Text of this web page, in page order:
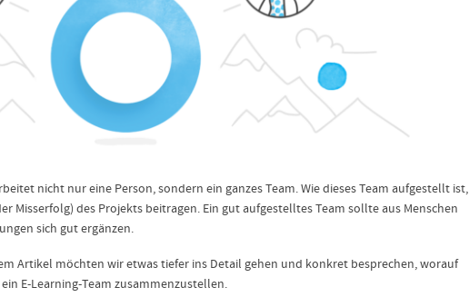
nicht nur eine Person, sondern ein ganzes Team. Wie dieses Team aufgestellt ist,
Misserfolg) des Projekts beitragen. Ein gut aufgestelltes Team sollte aus Menschen
sich gut ergänzen.
Artikel möchten wir etwas tiefer ins Detail gehen und konkret besprechen, worauf
E-Learning-Team zusammenzustellen.